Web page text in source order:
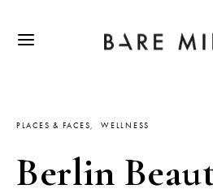
PLACES & FACES WELLNESS
Berlin